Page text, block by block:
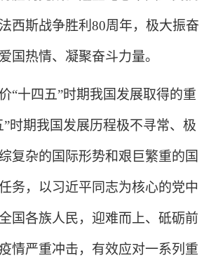
西斯战争胜利80周年，极大振奋
国热情、凝聚奋斗力量。
十四五”时期我国发展取得的重
”时期我国发展历程极不寻常、极
复杂的国际形势和艰巨繁重的国
务，以习近平同志为核心的党中
国各族人民，迎难而上、砥砺前
情严重冲击，有效应对一系列重